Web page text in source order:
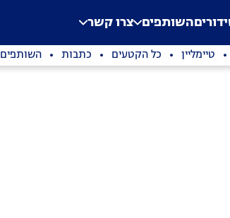
השותפים צרו קשר
טיימליין כל הקטעים כתבות השותפים